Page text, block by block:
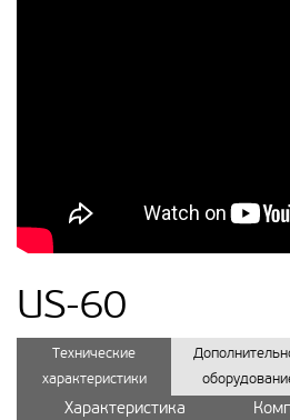
US-60
Технические
характеристики
Характеристика